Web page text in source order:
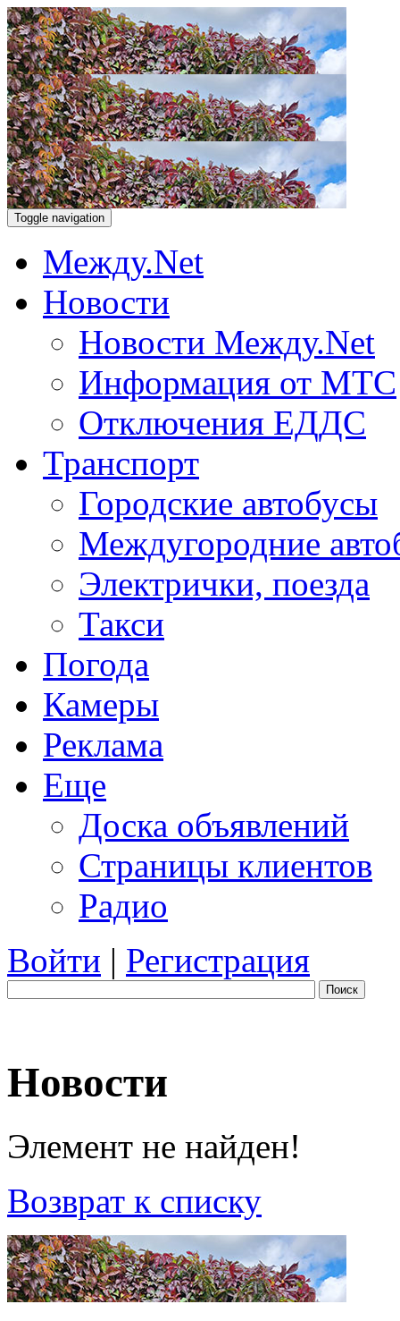
Toggle navigation
Между.Net
Новости
Новости Между.Net
Информация от МТС
Отключения ЕДДС
Транспорт
Городские автобусы
Междугородние
Электрички, поезда
Такси
Погода
Камеры
Реклама
Еще
Доска объявлений
Страницы клиентов
Радио
Войти | Регистрация
Поиск
Новости
Элемент не найден!
Возврат к списку